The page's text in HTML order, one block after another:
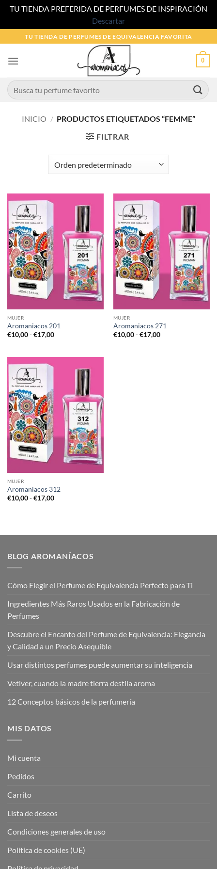
TU TIENDA PREFERIDA DE PERFUMES DE INSPIRACIÓN
Descartar
al
contenido
TU TIENDA DE PERFUMES DE EQUIVALENCIA FAVORITA
0
Buscar
por:
INICIO / PRODUCTOS ETIQUETADOS “FEMME”
FILTRAR
MUJER
Aromaniacos 201
€10,00 - €17,00Rango
€10,00
hasta
MUJER
Aromaniacos 271
€10,00 - €17,00Rango
MUJER
Aromaniacos 312
€10,00 - €17,00Rango
€17,00
BLOG AROMANÍACOS
Cómo Elegir el Perfume de Equivalencia Perfecto para Ti
Ingredientes Más Raros Usados en la Fabricación de
Perfumes
Descubre el Encanto del Perfume de Equivalencia: Elegancia
y Calidad a un Precio Asequible
Usar distintos perfumes puede aumentar su inteligencia
Vetiver, cuando la madre tierra destila aroma
12 Conceptos básicos de la perfumería
MIS DATOS
Mi cuenta
Pedidos
Carrito
Lista de deseos
Condiciones generales de uso
Política de cookies (UE)